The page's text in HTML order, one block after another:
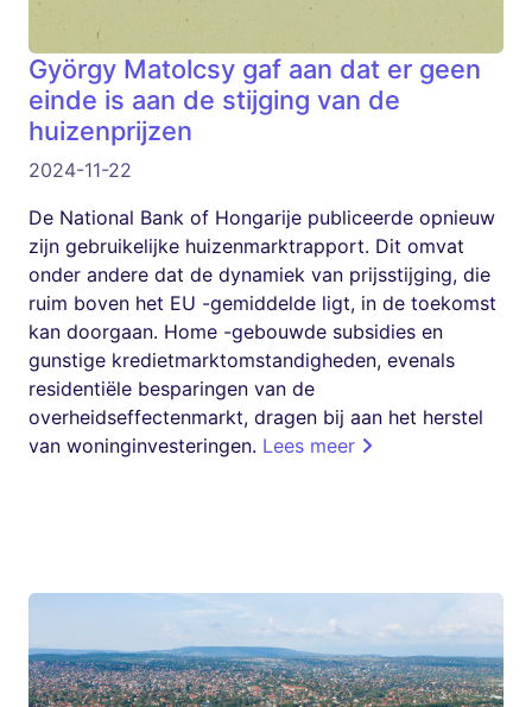
György Matolcsy gaf aan dat er geen
einde is aan de stijging van de
huizenprijzen
2024-11-22
De National Bank of Hongarije publiceerde opnieuw
zijn gebruikelijke huizenmarktrapport. Dit omvat
onder andere dat de dynamiek van prijsstijging, die
ruim boven het EU -gemiddelde ligt, in de toekomst
kan doorgaan. Home -gebouwde subsidies en
gunstige kredietmarktomstandigheden, evenals
residentiële besparingen van de
overheidseffectenmarkt, dragen bij aan het herstel
van woninginvesteringen. Lees meer